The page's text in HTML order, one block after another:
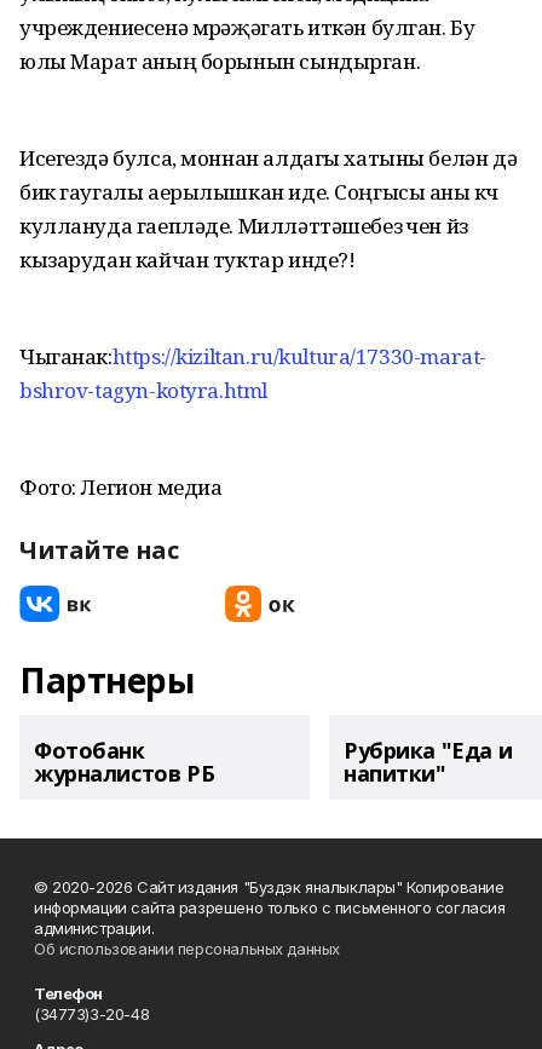
учреждениесенә мөрәҗәгать иткән булган. Бу
юлы Марат аның борынын сындырган.
Исегездә булса, моннан алдагы хатыны белән дә
бик гаугалы аерылышкан иде. Соңгысы аны көч
куллануда гаепләде. Милләттәшебез өчен йөз
кызарудан кайчан туктар инде?!
Чыганак:https://kiziltan.ru/kultura/17330-marat-
bshrov-tagyn-kotyra.html
Фото: Легион медиа
Читайте нас
Партнеры
Фотобанк
журналистов РБ
Рубрика "Еда и
напитки"
© 2020-2026 Сайт издания "Буздэк яналыклары" Копирование
информации сайта разрешено только с письменного согласия
администрации.
Об использовании персональных данных
Телефон
(34773)3-20-48